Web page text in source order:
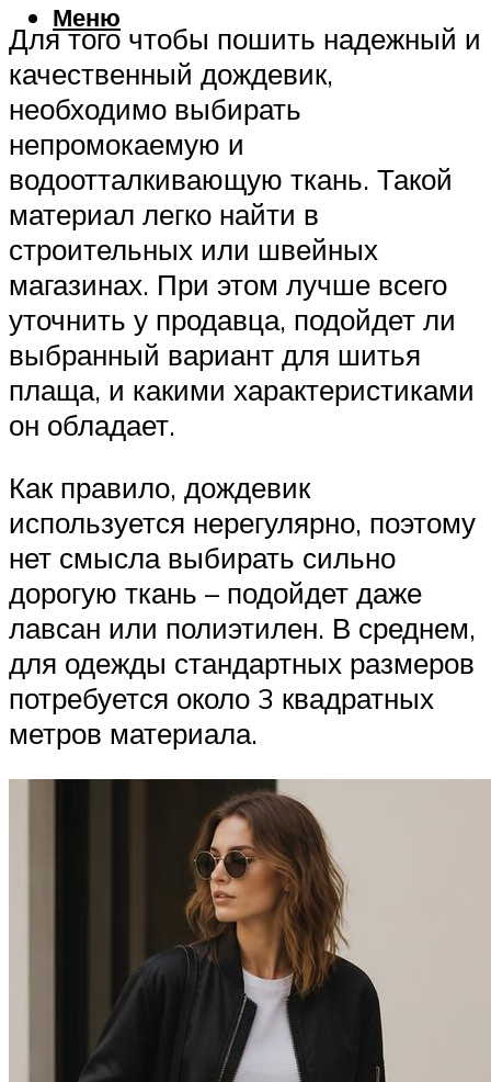
Меню
Для того чтобы пошить надежный и
качественный дождевик,
необходимо выбирать
непромокаемую и
водоотталкивающую ткань. Такой
материал легко найти в
строительных или швейных
магазинах. При этом лучше всего
уточнить у продавца, подойдет ли
выбранный вариант для шитья
плаща, и какими характеристиками
он обладает.
Как правило, дождевик
используется нерегулярно, поэтому
нет смысла выбирать сильно
дорогую ткань – подойдет даже
лавсан или полиэтилен. В среднем,
для одежды стандартных размеров
потребуется около 3 квадратных
метров материала.